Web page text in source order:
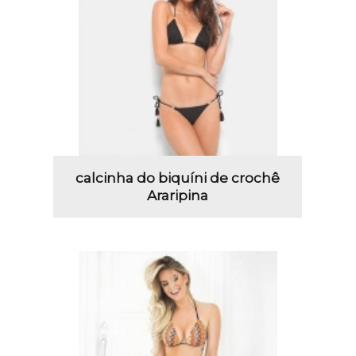
calcinha do biquíni de crochê
Araripina